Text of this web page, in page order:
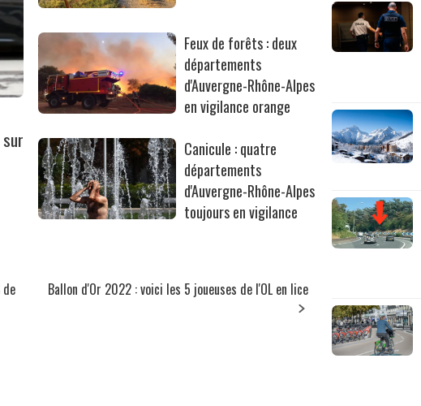
Feux de forêts : deux
départements
d'Auvergne-Rhône-Alpes
en vigilance orange
Canicule : quatre
départements
d'Auvergne-Rhône-Alpes
toujours en vigilance
Ballon d'Or 2022 : voici les 5 joueuses de l'OL en lice